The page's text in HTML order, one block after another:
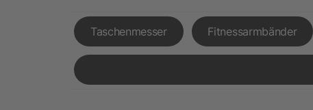
Taschenmesser Fitnessarmbänder